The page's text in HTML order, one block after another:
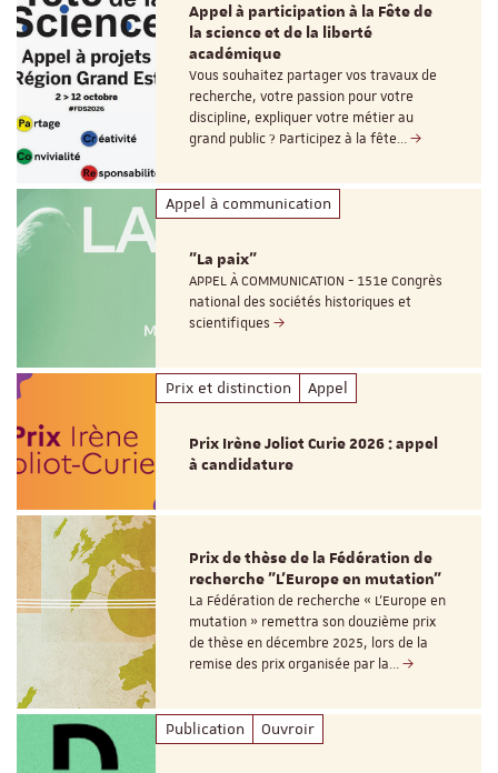
Appel à participation à la Fête de
la science et de la liberté
académique
Vous souhaitez partager vos travaux de
recherche, votre passion pour votre
discipline, expliquer votre métier au
grand public ? Participez à la fête…
Appel à communication
"La paix"
APPEL À COMMUNICATION - 151e Congrès
national des sociétés historiques et
scientifiques
Prix et distinction Appel
Prix Irène Joliot Curie 2026 : appel
à candidature
Prix de thèse de la Fédération de
recherche "L’Europe en mutation"
La Fédération de recherche « L’Europe en
mutation » remettra son douzième prix
de thèse en décembre 2025, lors de la
remise des prix organisée par la…
Publication Ouvroir